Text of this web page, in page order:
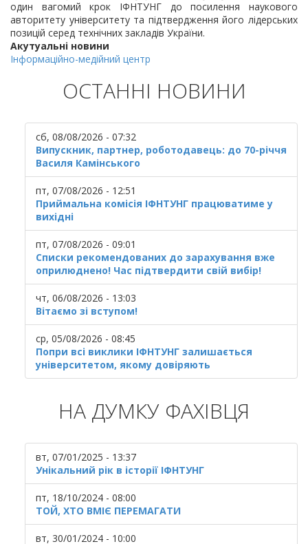
один вагомий крок ІФНТУНГ до посилення наукового
авторитету університету та підтвердження його лідерських
позицій серед технічних закладів України.
Акутуальні новини
Інформаційно-медійний центр
ОСТАННІ НОВИНИ
сб, 08/08/2026 - 07:32
Випускник, партнер, роботодавець: до 70-річчя
Василя Камінського
пт, 07/08/2026 - 12:51
Приймальна комісія ІФНТУНГ працюватиме у
вихідні
пт, 07/08/2026 - 09:01
Списки рекомендованих до зарахування вже
оприлюднено! Час підтвердити свій вибір!
чт, 06/08/2026 - 13:03
Вітаємо зі вступом!
ср, 05/08/2026 - 08:45
Попри всі виклики ІФНТУНГ залишається
університетом, якому довіряють
НА ДУМКУ ФАХІВЦЯ
вт, 07/01/2025 - 13:37
Унікальний рік в історії ІФНТУНГ
пт, 18/10/2024 - 08:00
ТОЙ, ХТО ВМІЄ ПЕРЕМАГАТИ
вт, 30/01/2024 - 10:00